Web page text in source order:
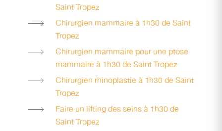
Saint Tropez
Chirurgien mammaire à 1h30 de Saint
Tropez
Chirurgien mammaire pour une ptose
mammaire à 1h30 de Saint Tropez
Chirurgien rhinoplastie à 1h30 de Saint
Tropez
Faire un lifting des seins à 1h30 de
Saint Tropez